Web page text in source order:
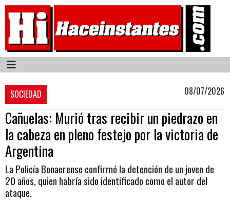
SOCIEDAD 08/07/2026
Cañuelas: Murió tras recibir un piedrazo en
la cabeza en pleno festejo por la victoria de
Argentina
La Policía Bonaerense confirmó la detención de un joven de
20 años, quien habría sido identificado como el autor del
ataque.